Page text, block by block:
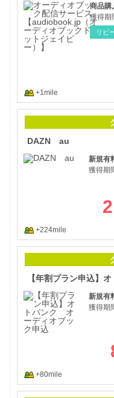
商品購
獲得期
リピ
+1mile
DAZN au
新規有
獲得期
+224mile
【年割プラン申込】
新規有
獲得期
+80mile